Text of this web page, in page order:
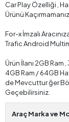
Car Play Özelliği ,
Ürünü
For-x İmzalı
Trafic Android
Ürün İlanı 2GB Ram
4GB Ram / 64GB
de Mevcuttur ğer
Geçebilirsiniz.
Araç Marka ve